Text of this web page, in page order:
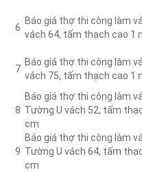
6
Báo giá thợ thi công làm
vách 64, tấm thạch cao 1
7
Báo giá thợ thi công làm
vách 75, tấm thạch cao 1
8
Báo giá thợ thi công làm
Tường U vách 52, tấm
cm
9
Báo giá thợ thi công làm
Tường U vách 64, tấm
cm